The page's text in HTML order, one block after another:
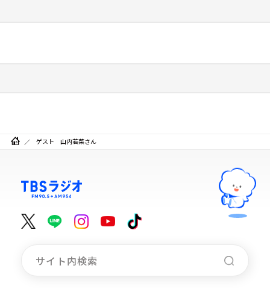
ゲスト 山内若菜さん